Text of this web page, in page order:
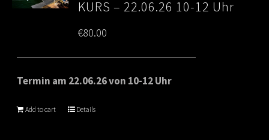
KURS – 22.06.26 10-12 Uhr
€80.00
Termin am 22.06.26 von 10-12 Uhr
Add to cart Details